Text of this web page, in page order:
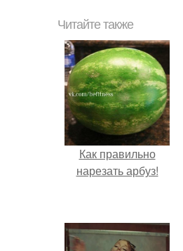
Читайте также
Как правильно
нарезать арбуз!